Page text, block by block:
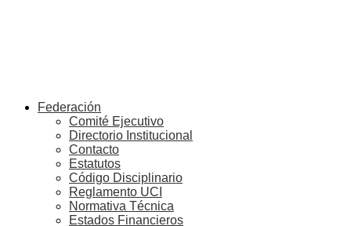
Federación
Comité Ejecutivo
Directorio Institucional
Contacto
Estatutos
Código Disciplinario
Reglamento UCI
Normativa Técnica
Estados Financieros